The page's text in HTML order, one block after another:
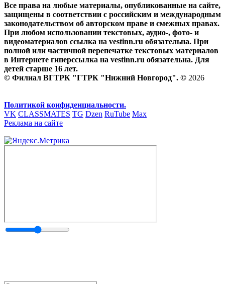
Все права на любые материалы, опубликованные на сайте,
защищены в соответствии с российским и международным
законодательством об авторском праве и смежных правах.
При любом использовании текстовых, аудио-, фото- и
видеоматериалов ссылка на vestinn.ru обязательна. При
полной или частичной перепечатке текстовых материалов
в Интернете гиперссылка на vestinn.ru обязательна. Для
детей старше 16 лет.
© Филиал ВГТРК "ГТРК "Нижний Новгород". © 2026
Политикой конфиденциальности.
VK CLASSMATES TG Dzen RuTube Max
Реклама на сайте